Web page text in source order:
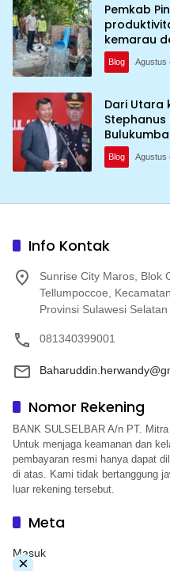
Pemkab
kemarau
program
Blog Agustus
Dari Utara
Bulukumba
Blog Agustus
Info Kontak
Sunrise City Maros, Blok
Tellumpoccoe,
Provinsi Sulawesi Selatan
081340399001
Nomor Rekening
BANK SULSELBAR A/n PT.
Untuk menjaga keamanan dan
pembayaran resmi hanya dapat
di atas. Kami tidak bertanggung
luar rekening tersebut.
Meta
Masuk
×